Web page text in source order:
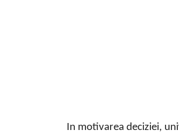
In motivarea deciziei,